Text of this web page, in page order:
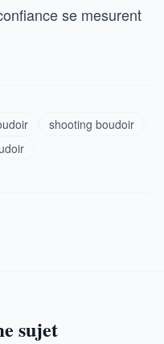
se mesurent
shooting boudoir
sujet